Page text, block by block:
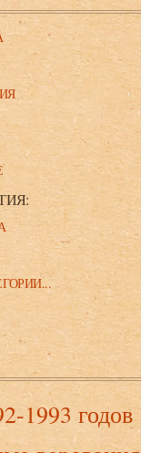
1993 годов